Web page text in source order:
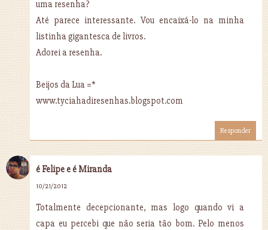
uma resenha?
Até parece interessante. Vou encaixá-lo na minha
listinha gigantesca de livros.
Adorei a resenha.
Beijos da Lua =*
www.tyciahadiresenhas.blogspot.com
Responder
é Felipe e é Miranda
10/21/2012
Totalmente decepcionante, mas logo quando vi a
capa eu percebi que não seria tão bom. Pelo menos